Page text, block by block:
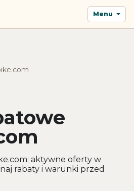
Menu
aktywne oferty w
rabaty i warunki przed